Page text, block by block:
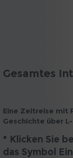
Gesamtes
Eine Zeitreise mit
Geschichte über L-
* Klicken Sie
das Symbol